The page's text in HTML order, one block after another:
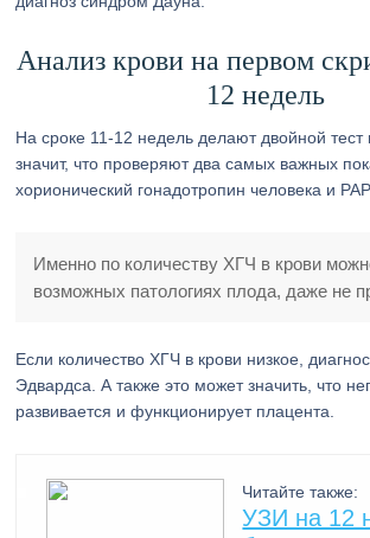
Анализ крови на первом
12 недель
На сроке 11-12 недель делают двойной тест
значит, что проверяют два самых важных
хорионический гонадотропин человека и
Именно по количеству ХГЧ в крови
возможных патологиях плода, даже не
Если количество ХГЧ в крови низкое,
Эдвардса. А также это может значить, что
развивается и функционирует плацента.
Читайте также:
УЗИ на 12